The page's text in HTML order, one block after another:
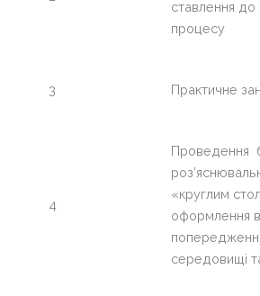
справа
ставлення до
процесу
3 Практичне
4
Проведення
«круглим
оформлення
середовищі